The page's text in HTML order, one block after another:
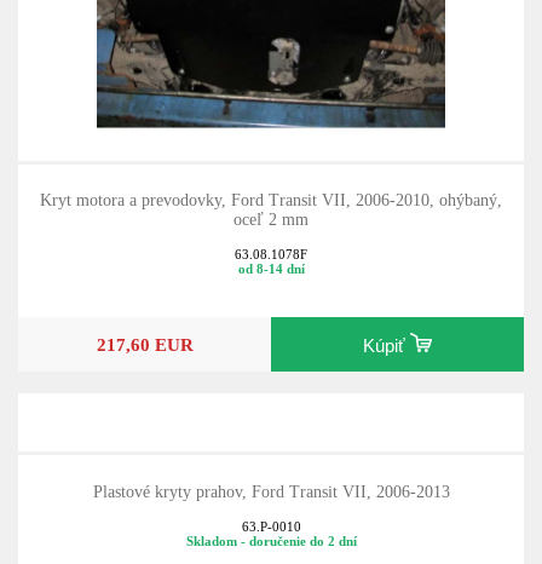
Kryt motora a prevodovky, Ford Transit VII, 2006-2010, ohýbaný,
oceľ 2 mm
63.08.1078F
od 8-14 dní
217,60 EUR Kúpiť
Plastové kryty prahov, Ford Transit VII, 2006-2013
63.P-0010
Skladom - doručenie do 2 dní